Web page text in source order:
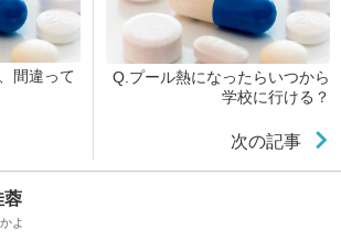
間違って
Q.プール熱になったらいつから
学校に行ける？
次の記事
蓉
よ